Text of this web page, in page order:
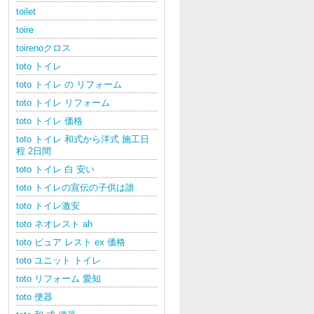
toilet
toire
toirenoクロス
toto トイレ
toto トイレ の リフォーム
toto トイレ リフォーム
toto トイレ 価格
toto トイレ 和式から洋式 施工日
程 2日間
toto トイレ 白 安い
toto トイレの宣伝の子供は誰
toto トイレ激安
toto ネオレスト ah
toto ピュア レスト ex 価格
toto ユニット トイレ
toto リフォーム 愛知
toto 便器